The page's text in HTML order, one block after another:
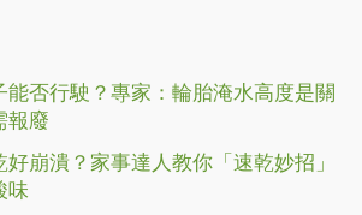
能否行駛？專家：輪胎淹水高度是關
報廢
崩潰？家事達人教你「速乾妙招」
味